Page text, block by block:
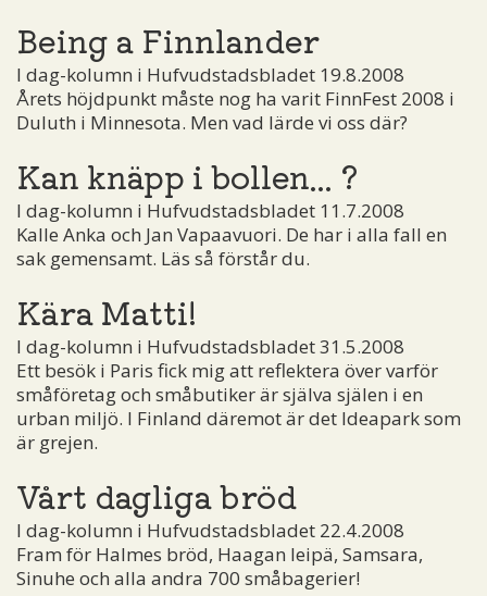
Being a Finnlander
I dag-kolumn i Hufvudstadsbladet 19.8.2008
Årets höjdpunkt måste nog ha varit FinnFest 2008 i
Duluth i Minnesota. Men vad lärde vi oss där?
Kan knäpp i bollen... ?
I dag-kolumn i Hufvudstadsbladet 11.7.2008
Kalle Anka och Jan Vapaavuori. De har i alla fall en
sak gemensamt. Läs så förstår du.
Kära Matti!
I dag-kolumn i Hufvudstadsbladet 31.5.2008
Ett besök i Paris fick mig att reflektera över varför
småföretag och småbutiker är själva själen i en
urban miljö. I Finland däremot är det Ideapark som
är grejen.
Vårt dagliga bröd
I dag-kolumn i Hufvudstadsbladet 22.4.2008
Fram för Halmes bröd, Haagan leipä, Samsara,
Sinuhe och alla andra 700 småbagerier!